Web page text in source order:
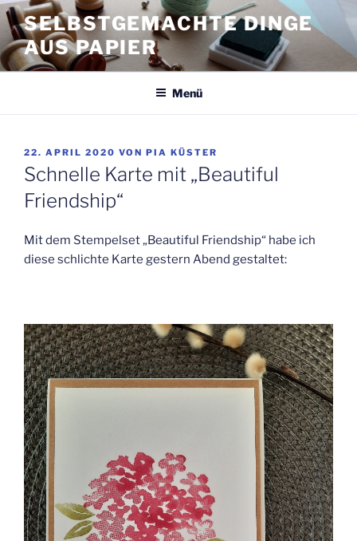
Zum
Inhalt
springen
SELBSTGEMACHTE DINGE
AUS PAPIER
Menü
VERÖFFENTLICHT
AM
22. APRIL 2020 VON PIA KÜSTER
Schnelle Karte mit „Beautiful
Friendship“
Mit dem Stempelset „Beautiful Friendship“ habe ich
diese schlichte Karte gestern Abend gestaltet: